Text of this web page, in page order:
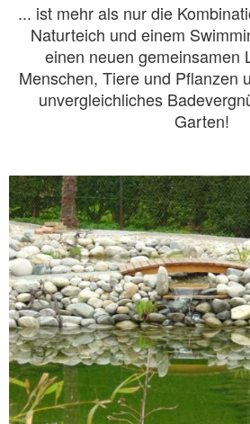
... ist mehr als nur die
Naturteich und einem
einen neuen gemeinsamen
Menschen, Tiere und Pflanzen
unvergleichliches
Garten!